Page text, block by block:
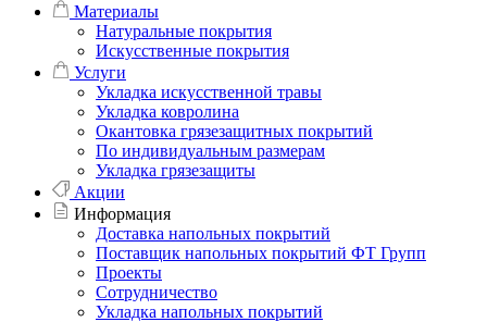
Материалы
Натуральные покрытия
Искусственные покрытия
Услуги
Укладка искусственной травы
Укладка ковролина
Окантовка грязезащитных покрытий
По индивидуальным размерам
Укладка грязезащиты
Акции
Информация
Доставка напольных покрытий
Поставщик напольных покрытий ФТ Групп
Проекты
Сотрудничество
Укладка напольных покрытий